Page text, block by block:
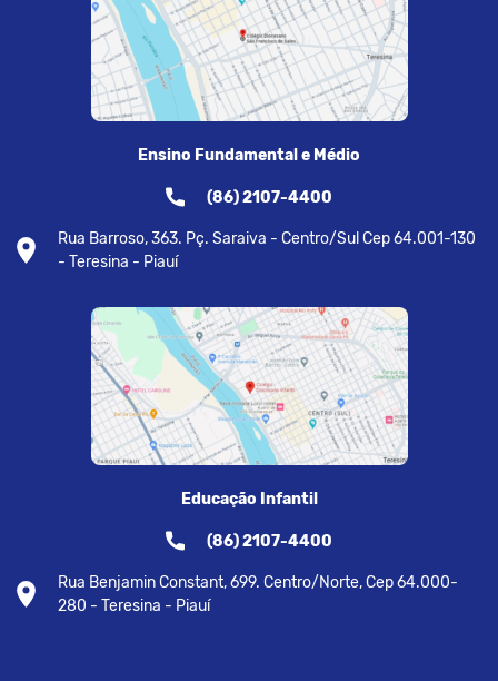
Ensino Fundamental e Médio
(86) 2107-4400
Rua Barroso, 363. Pç. Saraiva - Centro/Sul Cep 64.001-130
- Teresina - Piauí
Educação Infantil
(86) 2107-4400
Rua Benjamin Constant, 699. Centro/Norte, Cep 64.000-
280 - Teresina - Piauí